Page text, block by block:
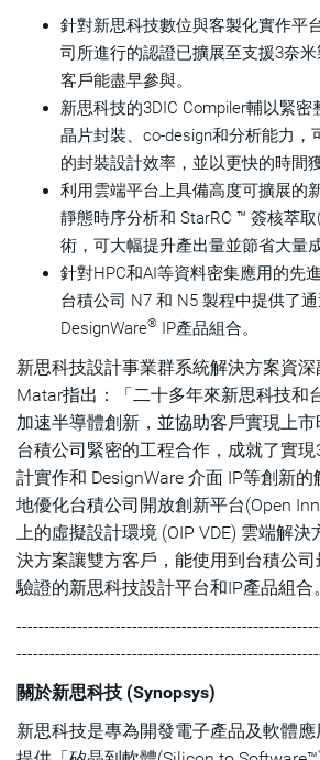
針對新思科技數位與客製化實作平
司所進行的認證已擴展至支援3奈
客戶能盡早參與。
新思科技的3DIC Compiler輔以緊
晶片封裝、co-design和分析能力，
的封裝設計效率，並以更快的時間
利用雲端平台上具備高度可擴展的
靜態時序分析和 StarRC ™ 簽核萃
術，可大幅提升產出量並節省大量
針對HPC和AI等資料密集應用的先
台積公司 N7 和 N5 製程中提供了
DesignWare® IP產品組合。
新思科技設計事業群系統解決方案資
Matar指出：「二十多年來新思科技和
加速半導體創新，並協助客戶實現上
台積公司緊密的工程合作，成就了實現
計實作和 DesignWare 介面 IP等創新
地優化台積公司開放創新平台(Open
上的虛擬設計環境 (OIP VDE) 雲端解
決方案讓雙方客戶，能使用到台積公
驗證的新思科技設計平台和IP產品組合
關於新思科技 (Synopsys)
新思科技是專為開發電子產品及軟體